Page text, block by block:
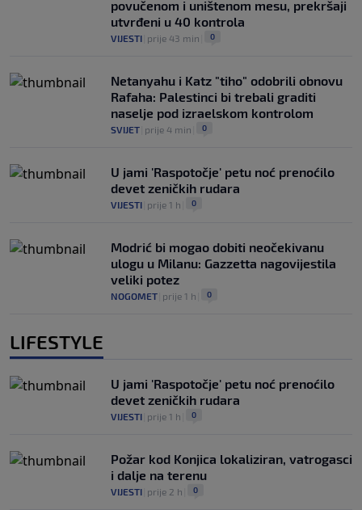
povučenom i uništenom mesu, prekršaji
utvrđeni u 40 kontrola
VIJESTI prije 43 min 0
Netanyahu i Katz "tiho" odobrili obnovu
Rafaha: Palestinci bi trebali graditi
naselje pod izraelskom kontrolom
SVIJET prije 4 min 0
U jami 'Raspotočje' petu noć prenoćilo
devet zeničkih rudara
VIJESTI prije 1 h 0
Modrić bi mogao dobiti neočekivanu
ulogu u Milanu: Gazzetta nagovijestila
veliki potez
NOGOMET prije 1 h 0
LIFESTYLE
U jami 'Raspotočje' petu noć prenoćilo
devet zeničkih rudara
VIJESTI prije 1 h 0
Požar kod Konjica lokaliziran, vatrogasci
i dalje na terenu
VIJESTI prije 2 h 0